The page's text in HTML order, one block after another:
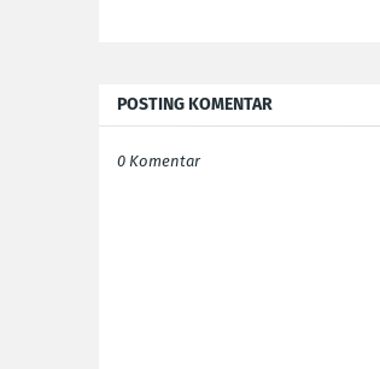
POSTING KOMENTAR
0 Komentar